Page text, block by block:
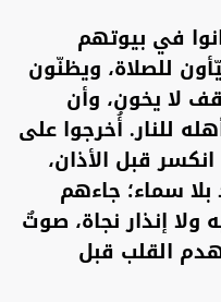
في بيوتهم
للصلاة، ويظنّون
لا يخون، وأن
للنار. أُخرجوا على
قبل الأذان،
سماء؛ جاءهم
إنذار نجاة، صوتٌ
القلب قبل